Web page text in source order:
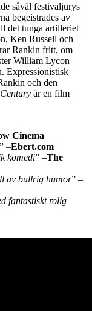
såväl festivaljurys
begeistrades av
det tunga artilleriet
Ken Russell och
Rankin fritt, om
William Lycon
Expressionistisk
och den
är en film
Cinema
” –Ebert.com
komedi” –The
av bullrig humor” –
fantastiskt rolig